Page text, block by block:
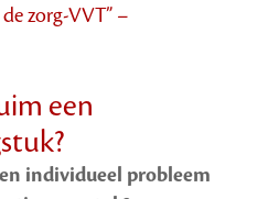
zorg-VVT” –
een
individueel probleem